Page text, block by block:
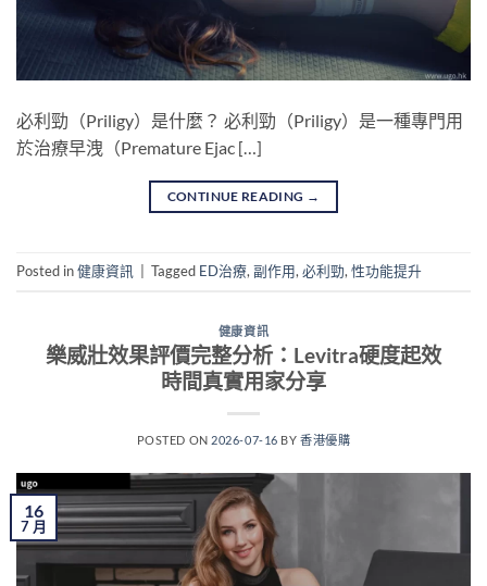
必利勁（Priligy）是什麼？ 必利勁（Priligy）是一種專門用
於治療早洩（Premature Ejac […]
CONTINUE READING →
Posted in健康資訊 Tagged ED治療, 副作用, 必利勁, 性功能提升
健康資訊
樂威壯效果評價完整分析：Levitra硬度起效
時間真實用家分享
POSTED ON 2026-07-16 BY香港優購
16
7 月